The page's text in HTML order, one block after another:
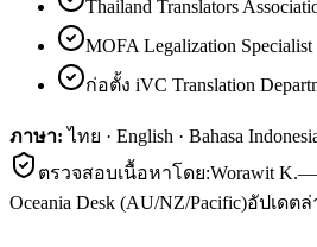
Thailand Translators
MOFA Legalization Specialist
ก่อตั้ง iVC Translation
ภาษา: ไทย · English · Bahasa
ตรวจสอบเนื้อหาโดย:Worawit K.—
Oceania Desk (AU/NZ/Pacific)อัปเดตล่